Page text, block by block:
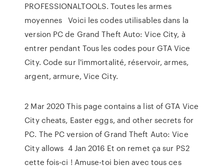
PROFESSIONALTOOLS. Toutes les armes
moyennes Voici les codes utilisables dans la
version PC de Grand Theft Auto: Vice City, à
entrer pendant Tous les codes pour GTA Vice
City. Code sur l'immortalité, réservoir, armes,
argent, armure, Vice City.
2 Mar 2020 This page contains a list of GTA Vice
City cheats, Easter eggs, and other secrets for
PC. The PC version of Grand Theft Auto: Vice
City allows 4 Jan 2016 Et on remet ça sur PS2
cette fois-ci ! Amuse-toi bien avec tous ces